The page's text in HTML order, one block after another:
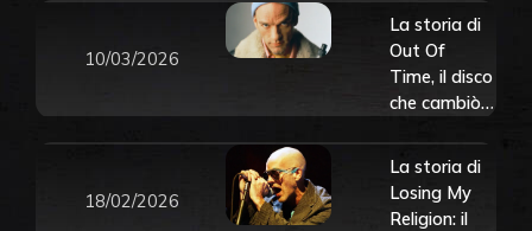
che non farà
concerti
celebrativi o
altre
schifezze.
Quando è
finita, è
finita”
10/03/2026
La storia di
Out Of
Time, il disco
che cambiò
la carriera
dei R.E.M.
18/02/2026
La storia di
Losing My
Religion: il